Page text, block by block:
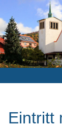
Eintritt